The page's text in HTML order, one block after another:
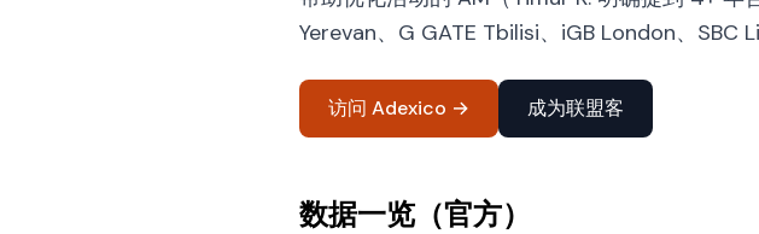
Yerevan、G GATE Tbilisi、iGB London、SBC
访问 Adexico → 成为联盟客
数据一览（官方）